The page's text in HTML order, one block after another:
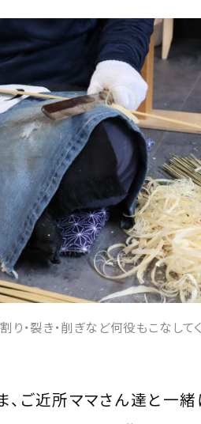
割り・裂き・削ぎなど何役もこなし
、ご近所ママさん達と一